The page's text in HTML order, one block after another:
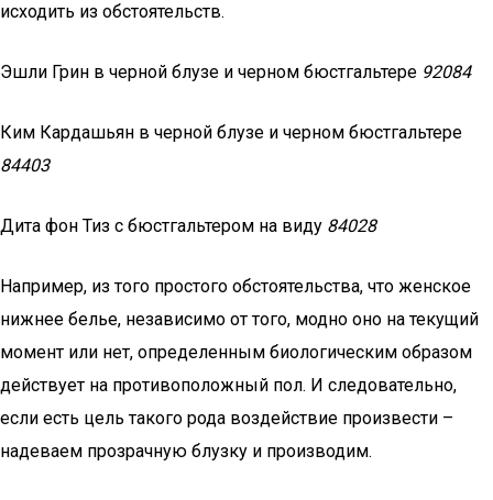
исходить из обстоятельств.
Эшли Грин в черной блузе и черном бюстгальтере 92084
Ким Кардашьян в черной блузе и черном бюстгальтере
84403
Дита фон Тиз с бюстгальтером на виду 84028
Например, из того простого обстоятельства, что женское
нижнее белье, независимо от того, модно оно на текущий
момент или нет, определенным биологическим образом
действует на противоположный пол. И следовательно,
если есть цель такого рода воздействие произвести –
надеваем прозрачную блузку и производим.